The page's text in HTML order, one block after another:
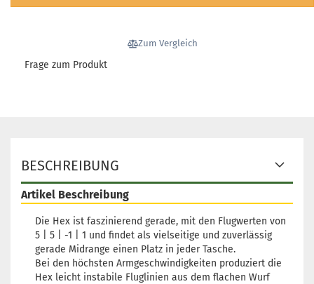
Gewicht:169g
Lieferzeit:2 - 3 Arbeitstage
19,90 €
Gewicht:
Farbton:
Lagerbestand:
Lieferzeit:2 - 3 Arbeitstage
19,90 €
Zum Vergleich
Frage zum Produkt
BESCHREIBUNG
Artikel Beschreibung
Die Hex ist faszinierend gerade, mit den Flugwerten von
5 | 5 | -1 | 1 und findet als vielseitige und zuverlässig
gerade Midrange einen Platz in jeder Tasche.
Bei den höchsten Armgeschwindigkeiten produziert die
Hex leicht instabile Fluglinien aus dem flachen Wurf